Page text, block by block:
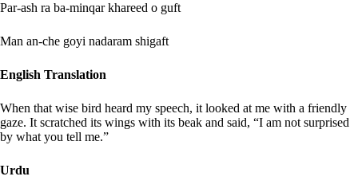
Par-ash ra ba-minqar khareed o guft
Man an-che goyi nadaram shigaft
English Translation
When that wise bird heard my speech, it looked at me with a friendly
gaze. It scratched its wings with its beak and said, “I am not surprised
by what you tell me.”
Urdu